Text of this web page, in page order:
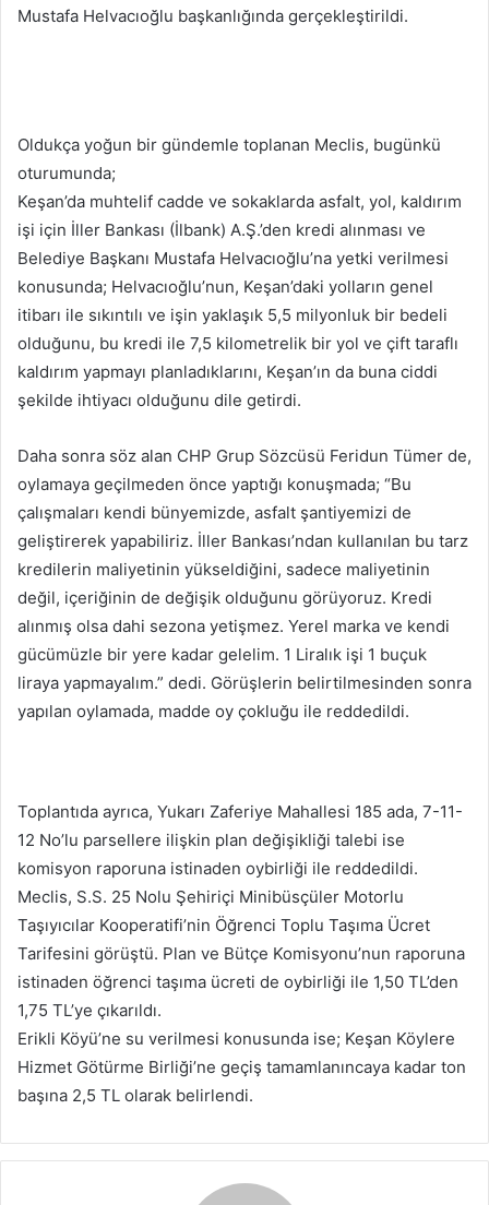
Mustafa Helvacıoğlu başkanlığında gerçekleştirildi.
Oldukça yoğun bir gündemle toplanan Meclis, bugünkü
oturumunda;
Keşan’da muhtelif cadde ve sokaklarda asfalt, yol, kaldırım
işi için İller Bankası (İlbank) A.Ş.’den kredi alınması ve
Belediye Başkanı Mustafa Helvacıoğlu’na yetki verilmesi
konusunda; Helvacıoğlu’nun, Keşan’daki yolların genel
itibarı ile sıkıntılı ve işin yaklaşık 5,5 milyonluk bir bedeli
olduğunu, bu kredi ile 7,5 kilometrelik bir yol ve çift taraflı
kaldırım yapmayı planladıklarını, Keşan’ın da buna ciddi
şekilde ihtiyacı olduğunu dile getirdi.
Daha sonra söz alan CHP Grup Sözcüsü Feridun Tümer de,
oylamaya geçilmeden önce yaptığı konuşmada; “Bu
çalışmaları kendi bünyemizde, asfalt şantiyemizi de
geliştirerek yapabiliriz. İller Bankası’ndan kullanılan bu tarz
kredilerin maliyetinin yükseldiğini, sadece maliyetinin
değil, içeriğinin de değişik olduğunu görüyoruz. Kredi
alınmış olsa dahi sezona yetişmez. Yerel marka ve kendi
gücümüzle bir yere kadar gelelim. 1 Liralık işi 1 buçuk
liraya yapmayalım.” dedi. Görüşlerin belirtilmesinden sonra
yapılan oylamada, madde oy çokluğu ile reddedildi.
Toplantıda ayrıca, Yukarı Zaferiye Mahallesi 185 ada, 7-11-
12 No’lu parsellere ilişkin plan değişikliği talebi ise
komisyon raporuna istinaden oybirliği ile reddedildi.
Meclis, S.S. 25 Nolu Şehiriçi Minibüsçüler Motorlu
Taşıyıcılar Kooperatifi’nin Öğrenci Toplu Taşıma Ücret
Tarifesini görüştü. Plan ve Bütçe Komisyonu’nun raporuna
istinaden öğrenci taşıma ücreti de oybirliği ile 1,50 TL’den
1,75 TL’ye çıkarıldı.
Erikli Köyü’ne su verilmesi konusunda ise; Keşan Köylere
Hizmet Götürme Birliği’ne geçiş tamamlanıncaya kadar ton
başına 2,5 TL olarak belirlendi.